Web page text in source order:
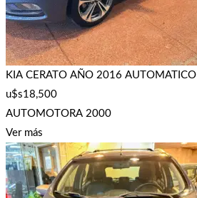
KIA CERATO AÑO 2016 AUTOMATICO
u$s18,500
AUTOMOTORA 2000
Ver más